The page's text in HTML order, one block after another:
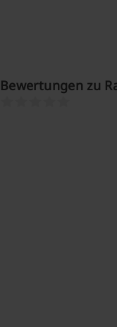
Bewertungen zu